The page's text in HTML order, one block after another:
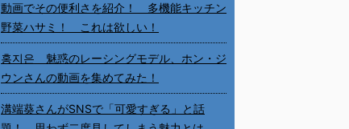
動画でその便利さを紹介！ 多機能キッチン
野菜ハサミ！ これは欲しい！
홍지은 魅惑のレーシングモデル、ホン・ジ
ウンさんの動画を集めてみた！
溝端葵さんがSNSで「可愛すぎる」と話